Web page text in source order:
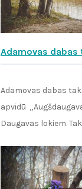
Adamovas dabas
Adamovas dabas
apvidū
Daugavas lokiem.